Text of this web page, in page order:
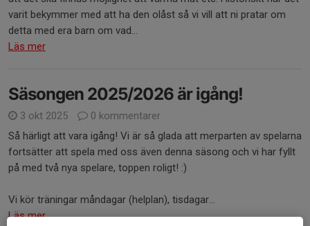
varit bekymmer med att ha den olåst så vi vill att ni pratar om
detta med era barn om vad...
Läs mer
Säsongen 2025/2026 är igång!
3 okt 2025
0 kommentarer
Så härligt att vara igång! Vi är så glada att merparten av spelarna
fortsätter att spela med oss även denna säsong och vi har fyllt
på med två nya spelare, toppen roligt! :)
Vi kör träningar måndagar (helplan), tisdagar...
Läs mer